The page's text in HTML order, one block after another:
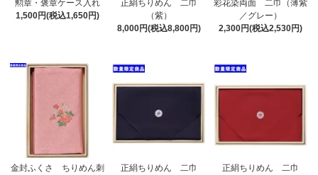
勲章・褒章ケース入れ
1,500円(税込1,650円)
正絹ちりめん 二巾
（紫）
8,000円(税込8,800円)
彩花染両面 二巾（薄紫
／グレー）
2,300円(税込2,530円)
金封ふくさ ちりめん刺
正絹ちりめん 二巾
正絹ちりめん 二巾